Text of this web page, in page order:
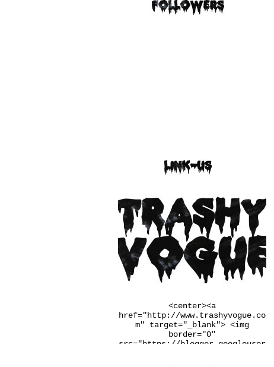
<center><a
href="http://www.trashyvogue.co
m" target="_blank"> <img
border="0"
src="https://blogger.googleuser